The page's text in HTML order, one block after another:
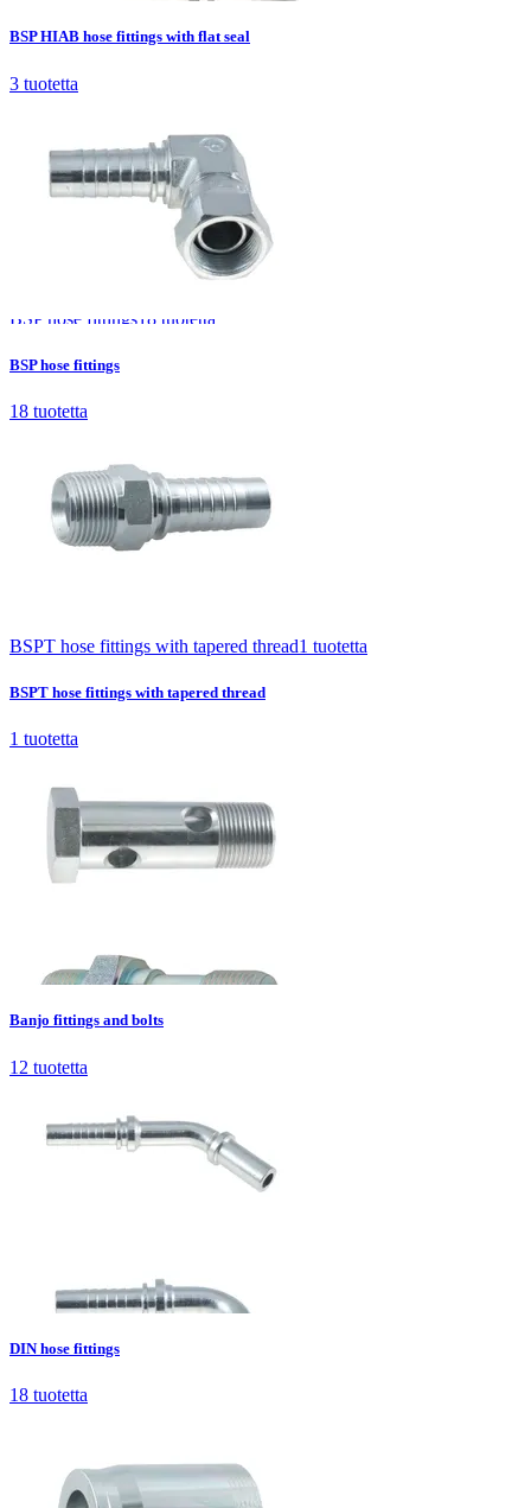
BSP HIAB hose fittings with flat seal
3 tuotetta
BSP hose fittings18 tuotetta
BSP hose fittings
18 tuotetta
BSPT hose fittings with tapered thread1 tuotetta
BSPT hose fittings with tapered thread
1 tuotetta
Banjo fittings and bolts12 tuotetta
Banjo fittings and bolts
12 tuotetta
DIN hose fittings18 tuotetta
DIN hose fittings
18 tuotetta